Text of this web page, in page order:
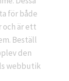
för både
och är ett
Beställ
den
webbutik